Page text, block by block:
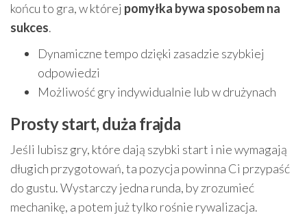
końcu to gra, w której pomyłka bywa sposobem na
sukces.
Dynamiczne tempo dzięki zasadzie szybkiej
odpowiedzi
Możliwość gry indywidualnie lub w drużynach
Prosty start, duża frajda
Jeśli lubisz gry, które dają szybki start i nie wymagają
długich przygotowań, ta pozycja powinna Ci przypaść
do gustu. Wystarczy jedna runda, by zrozumieć
mechanikę, a potem już tylko rośnie rywalizacja.